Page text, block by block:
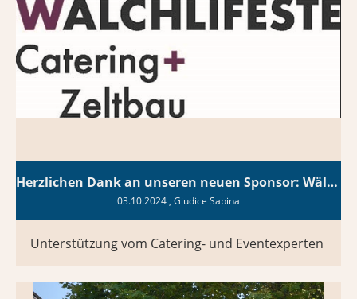
Herzlichen Dank an unseren neuen Sponsor: Wälchli Feste AG
03.10.2024 , Giudice Sabina
Unterstützung vom Catering- und Eventexperten